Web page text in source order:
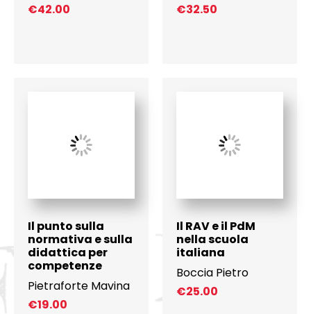
€42.00
€32.50
Il punto sulla
normativa e sulla
didattica per
competenze
Pietraforte Mavina
€19.00
Il RAV e il PdM
nella scuola
italiana
Boccia Pietro
€25.00